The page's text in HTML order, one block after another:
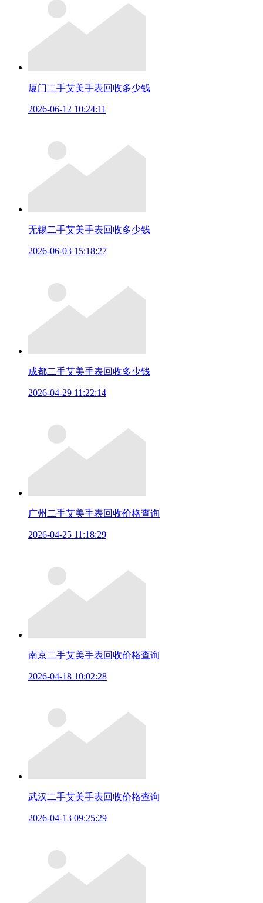
厦门二手艾美手表回收多少钱
2026-06-12 10:24:11
无锡二手艾美手表回收多少钱
2026-06-03 15:18:27
成都二手艾美手表回收多少钱
2026-04-29 11:22:14
广州二手艾美手表回收价格查询
2026-04-25 11:18:29
南京二手艾美手表回收价格查询
2026-04-18 10:02:28
武汉二手艾美手表回收价格查询
2026-04-13 09:25:29